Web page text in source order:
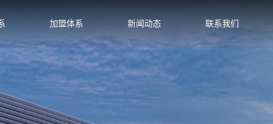
加盟体系 新闻动态 联系我们